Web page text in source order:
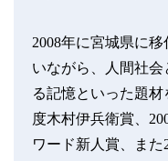
2008年に宮城県に
いながら、人間社
る記憶といった題
度木村伊兵衛賞、
ワード新人賞、また